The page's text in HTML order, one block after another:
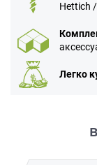
Hettich
Легко